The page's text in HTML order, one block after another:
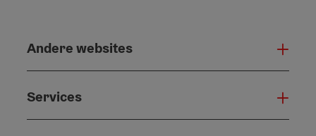
Andere websites
Services